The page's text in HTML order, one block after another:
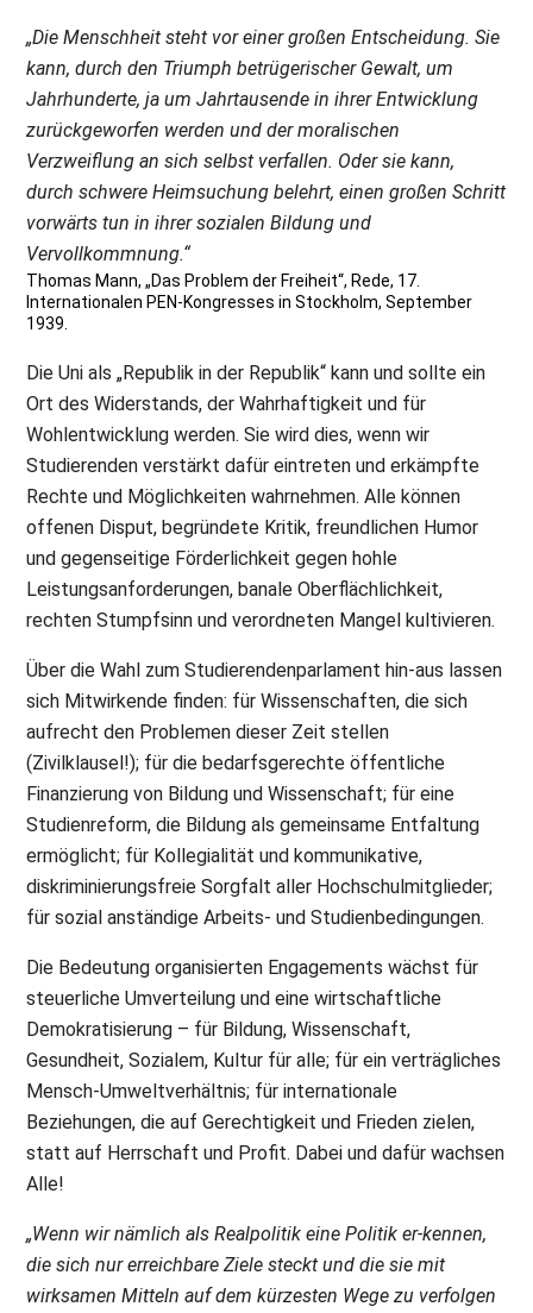
„Die Menschheit steht vor einer großen Entscheidung. Sie
kann, durch den Triumph betrügerischer Gewalt, um
Jahrhunderte, ja um Jahrtausende in ihrer Entwicklung
zurückgeworfen werden und der moralischen
Verzweiflung an sich selbst verfallen. Oder sie kann,
durch schwere Heimsuchung belehrt, einen großen Schritt
vorwärts tun in ihrer sozialen Bildung und
Vervollkommnung.“
Thomas Mann, „Das Problem der Freiheit“, Rede, 17.
Internationalen PEN-Kongresses in Stockholm, September
1939.
Die Uni als „Republik in der Republik“ kann und sollte ein
Ort des Widerstands, der Wahrhaftigkeit und für
Wohlentwicklung werden. Sie wird dies, wenn wir
Studierenden verstärkt dafür eintreten und erkämpfte
Rechte und Möglichkeiten wahrnehmen. Alle können
offenen Disput, begründete Kritik, freundlichen Humor
und gegenseitige Förderlichkeit gegen hohle
Leistungsanforderungen, banale Oberflächlichkeit,
rechten Stumpfsinn und verordneten Mangel kultivieren.
Über die Wahl zum Studierendenparlament hin-aus lassen
sich Mitwirkende finden: für Wissenschaften, die sich
aufrecht den Problemen dieser Zeit stellen
(Zivilklausel!); für die bedarfsgerechte öffentliche
Finanzierung von Bildung und Wissenschaft; für eine
Studienreform, die Bildung als gemeinsame Entfaltung
ermöglicht; für Kollegialität und kommunikative,
diskriminierungsfreie Sorgfalt aller Hochschulmitglieder;
für sozial anständige Arbeits- und Studienbedingungen.
Die Bedeutung organisierten Engagements wächst für
steuerliche Umverteilung und eine wirtschaftliche
Demokratisierung – für Bildung, Wissenschaft,
Gesundheit, Sozialem, Kultur für alle; für ein verträgliches
Mensch-Umweltverhältnis; für internationale
Beziehungen, die auf Gerechtigkeit und Frieden zielen,
statt auf Herrschaft und Profit. Dabei und dafür wachsen
Alle!
„Wenn wir nämlich als Realpolitik eine Politik er-kennen,
die sich nur erreichbare Ziele steckt und die sie mit
wirksamen Mitteln auf dem kürzesten Wege zu verfolgen